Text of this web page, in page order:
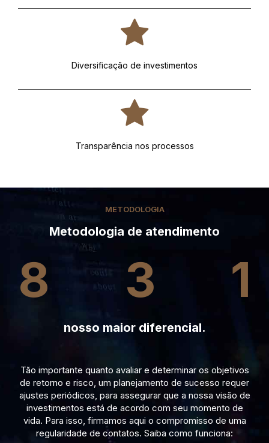
Diversificação de investimentos
Transparência nos processos
METODOLOGIA
Metodologia de atendimento
8 3 1
nosso maior diferencial.
Tão importante quanto avaliar e determinar os objetivos
de retorno e risco, um planejamento de sucesso requer
ajustes periódicos, para assegurar que a nossa visão de
investimentos está de acordo com seu momento de
vida. Para isso, firmamos aqui o compromisso de uma
regularidade de contatos. Saiba como funciona: